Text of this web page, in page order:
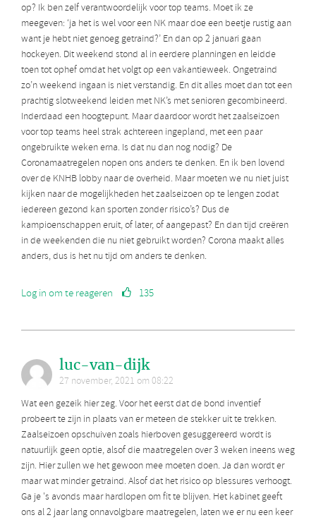
op? Ik ben zelf verantwoordelijk voor top teams. Moet ik ze
meegeven: ‘ja het is wel voor een NK maar doe een beetje rustig aan
want je hebt niet genoeg getraind?’ En dan op 2 januari gaan
hockeyen. Dit weekend stond al in eerdere planningen en leidde
toen tot ophef omdat het volgt op een vakantieweek. Ongetraind
zo’n weekend ingaan is niet verstandig. En dit alles moet dan tot een
prachtig slotweekend leiden met NK’s met senioren gecombineerd.
Inderdaad een hoogtepunt. Maar daardoor wordt het zaalseizoen
voor top teams heel strak achtereen ingepland, met een paar
ongebruikte weken erna. Is dat nu dan nog nodig? De
Coronamaatregelen nopen ons anders te denken. En ik ben lovend
over de KNHB lobby naar de overheid. Maar moeten we nu niet juist
kijken naar de mogelijkheden het zaalseizoen op te lengen zodat
iedereen gezond kan sporten zonder risico’s? Dus de
kampioenschappen eruit, of later, of aangepast? En dan tijd creëren
in de weekenden die nu niet gebruikt worden? Corona maakt alles
anders, dus is het nu tijd om anders te denken.
Log in om te reageren 135
luc-van-dijk
27 november, 2021 om 08:22
Wat een gezeik hier zeg. Voor het eerst dat de bond inventief
probeert te zijn in plaats van er meteen de stekker uit te trekken.
Zaalseizoen opschuiven zoals hierboven gesuggereerd wordt is
natuurlijk geen optie, alsof die maatregelen over 3 weken ineens weg
zijn. Hier zullen we het gewoon mee moeten doen. Ja dan wordt er
maar wat minder getraind. Alsof dat het risico op blessures verhoogt.
Ga je 's avonds maar hardlopen om fit te blijven. Het kabinet geeft
ons al 2 jaar lang onnavolgbare maatregelen, laten we er nu een keer